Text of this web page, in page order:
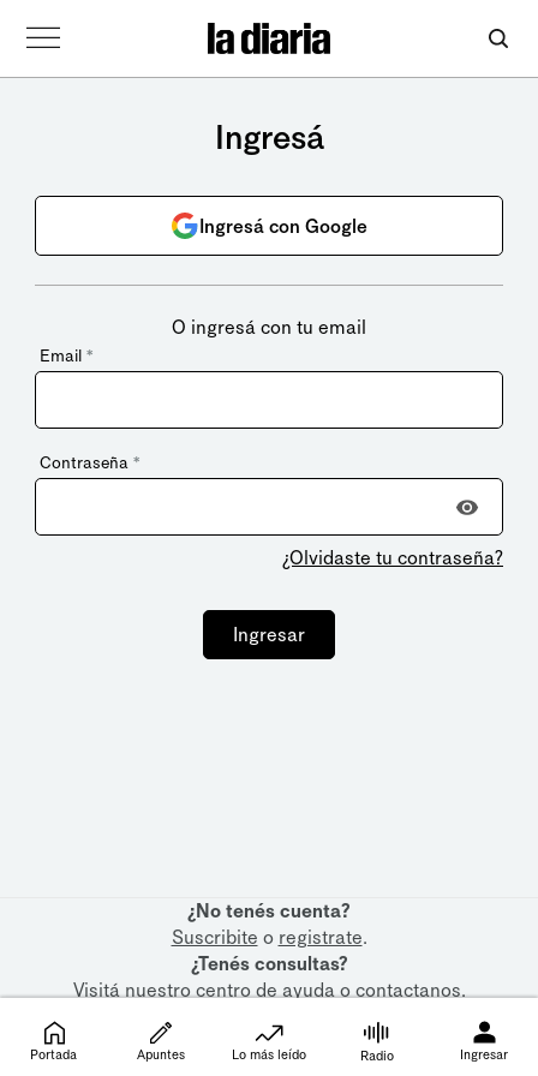
Ingresá
Ingresá con Google
O ingresá con tu email
Email *
Contraseña *
¿Olvidaste tu contraseña?
Ingresar
¿No tenés cuenta?
Suscribite o registrate.
¿Tenés consultas?
Visitá nuestrocentro de ayudaocontactanos.
Portada Apuntes Lo más leído Radio Ingresar